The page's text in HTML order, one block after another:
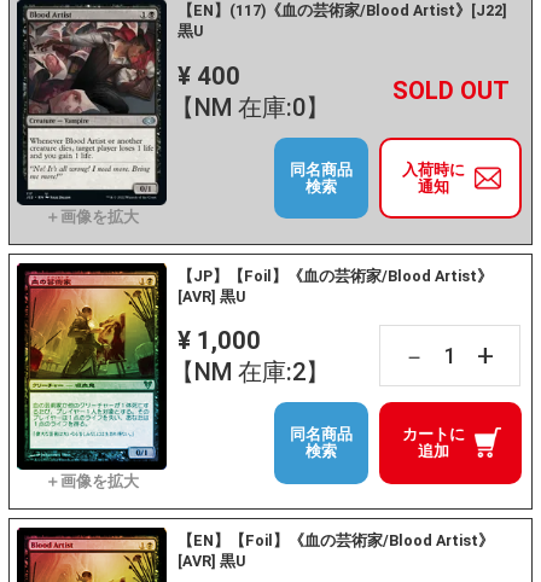
【EN】(117)《血の芸術家/Blood Artist》[J22]
黒U
¥ 400
【NM 在庫:0】
－ +
入荷時に
通知
同名商品
検索
【JP】【Foil】《血の芸術家/Blood Artist》
[AVR] 黒U
¥ 1,000
【NM 在庫:2】
－ +
カートに
追加
同名商品
検索
【EN】【Foil】《血の芸術家/Blood Artist》
[AVR] 黒U